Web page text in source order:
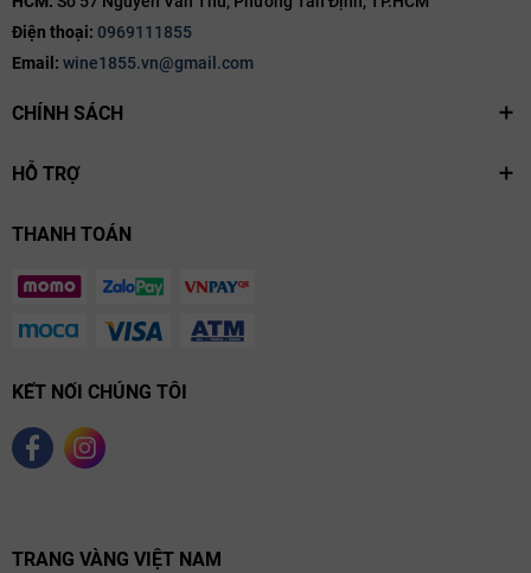
Điện thoại: 0969111855
Email: wine1855.vn@gmail.com
CHÍNH SÁCH
HỖ TRỢ
THANH TOÁN
KẾT NỐI CHÚNG TÔI
TRANG VÀNG VIỆT NAM